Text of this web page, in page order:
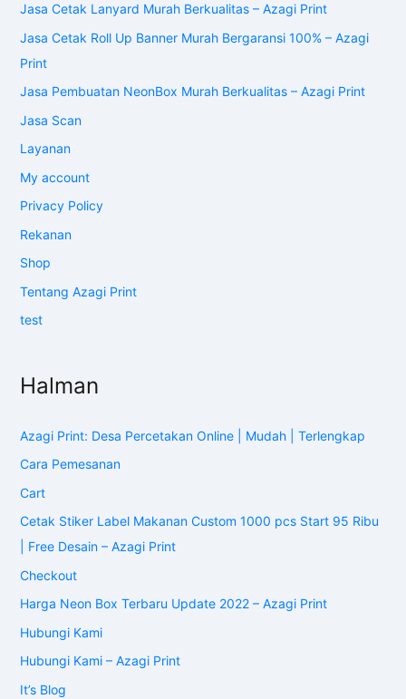
Jasa Cetak Lanyard Murah Berkualitas – Azagi Print
Jasa Cetak Roll Up Banner Murah Bergaransi 100% – Azagi
Print
Jasa Pembuatan NeonBox Murah Berkualitas – Azagi Print
Jasa Scan
Layanan
My account
Privacy Policy
Rekanan
Shop
Tentang Azagi Print
test
Halman
Azagi Print: Desa Percetakan Online | Mudah | Terlengkap
Cara Pemesanan
Cart
Cetak Stiker Label Makanan Custom 1000 pcs Start 95 Ribu
| Free Desain – Azagi Print
Checkout
Harga Neon Box Terbaru Update 2022 – Azagi Print
Hubungi Kami
Hubungi Kami – Azagi Print
It’s Blog